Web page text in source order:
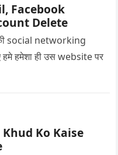
Facebook
Delete
social networking
हमेशा ही उस website पर
Ko Kaise